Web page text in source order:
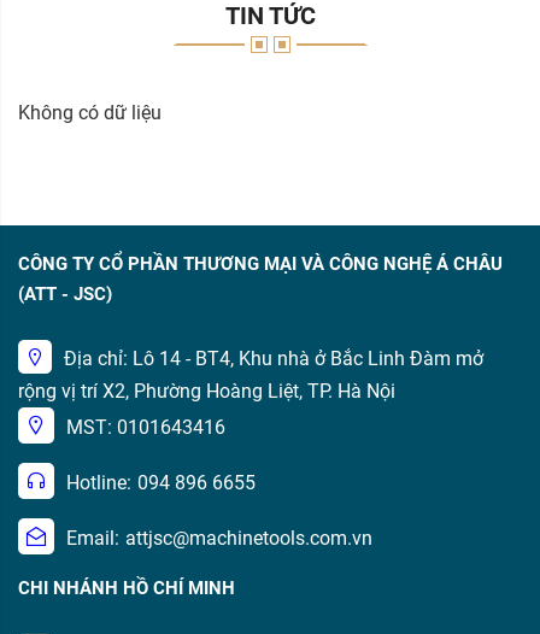
TIN TỨC
Không có dữ liệu
CÔNG TY CỔ PHẦN THƯƠNG MẠI VÀ CÔNG NGHỆ Á CHÂU
(ATT - JSC)
Địa chỉ: Lô 14 - BT4, Khu nhà ở Bắc Linh Đàm mở
rộng vị trí X2, Phường Hoàng Liệt, TP. Hà Nội
MST: 0101643416
Hotline: 094 896 6655
Email: attjsc@machinetools.com.vn
CHI NHÁNH HỒ CHÍ MINH